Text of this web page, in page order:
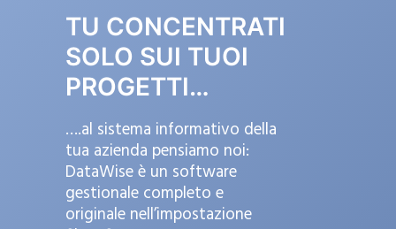
TU CONCENTRATI
SOLO SUI TUOI
PROGETTI…
….al sistema informativo della
tua azienda pensiamo noi:
DataWise è un software
gestionale completo e
originale nell’impostazione